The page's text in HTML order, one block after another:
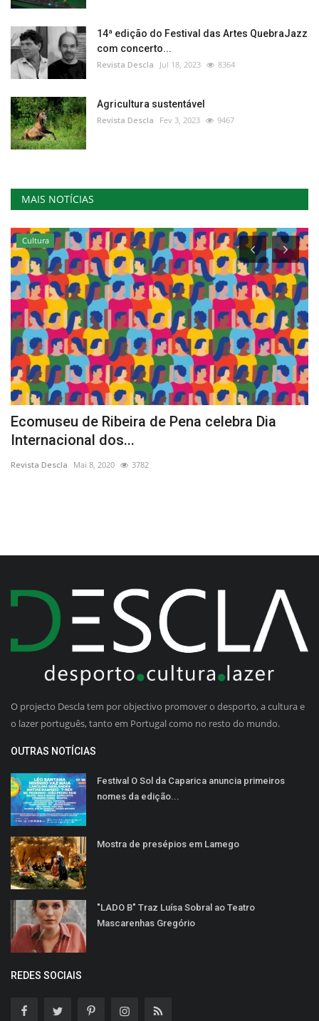
14ª edição do Festival das Artes QuebraJazz
com concerto...
Revista Descla Jul 18, 2023 8364
Agricultura sustentável
Revista Descla Fev 3, 2023 9467
MAIS NOTÍCIAS
Cultura
Ecomuseu de Ribeira de Pena celebra Dia
Internacional dos...
Revista Descla Mai 8, 2020 3782
O projecto Descla tem por objectivo promover o desporto, a cultura e
o lazer português, tanto em Portugal como no resto do mundo.
OUTRAS NOTÍCIAS
Festival O Sol da Caparica anuncia primeiros
nomes da edição...
Mostra de presépios em Lamego
"LADO B" Traz Luísa Sobral ao Teatro
Mascarenhas Gregório
REDES SOCIAIS